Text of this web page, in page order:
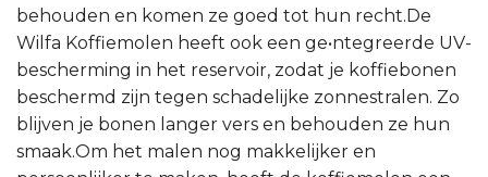
behouden en komen ze goed tot hun recht.De
Wilfa Koffiemolen heeft ook een ge•ntegreerde UV-
bescherming in het reservoir, zodat je koffiebonen
beschermd zijn tegen schadelijke zonnestralen. Zo
blijven je bonen langer vers en behouden ze hun
smaak.Om het malen nog makkelijker en